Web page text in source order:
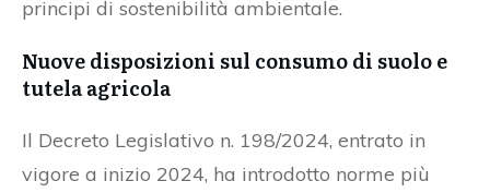
principi di sostenibilità ambientale.
Nuove disposizioni sul consumo di suolo e
tutela agricola
Il Decreto Legislativo n. 198/2024, entrato in
vigore a inizio 2024, ha introdotto norme più